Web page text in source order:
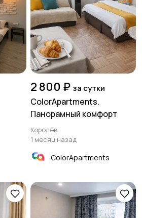
2 800 ₽ за сутки
ColorApartments.
Панорамный комфорт
Королёв
1 месяц назад
ColorApartments